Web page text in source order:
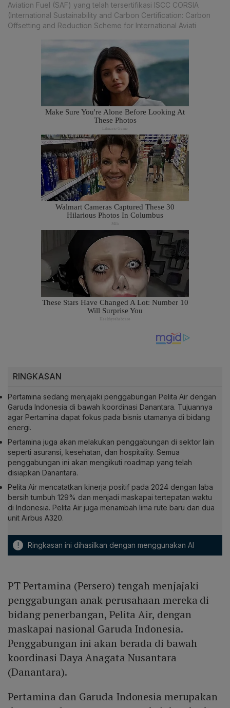
Aviation Fuel (SAF) yang telah tersertifikasi ISCC CORSIA
(International Sustainability and Carbon Certification: Carbon
Offsetting and Reduction Scheme for International Aviati
RINGKASAN
Pertamina sedang menjajaki penggabungan Pelita Air dengan
Garuda Indonesia di bawah koordinasi Danantara. Tujuannya
agar Pertamina dapat fokus pada bisnis utamanya di bidang
energi.
Pertamina juga akan melakukan penggabungan di sektor lain
seperti asuransi, kesehatan, dan hospitality. Semua
penggabungan ini akan mengikuti roadmap yang telah
disiapkan Danantara.
Pelita Air mencatatkan kinerja positif pada 2024 dengan laba
bersih tumbuh 129% dan menjadi maskapai tertepatan waktu
di Indonesia. Pelita Air juga menambah lima rute baru dan dua
unit Airbus A320.
! Ringkasan ini dihasilkan dengan menggunakan AI
PT Pertamina (Persero) tengah menjajaki
penggabungan anak perusahaan mereka di
bidang penerbangan, Pelita Air, dengan
maskapai nasional Garuda Indonesia.
Penggabungan ini akan berada di bawah
koordinasi Daya Anagata Nusantara
(Danantara).
Pertamina dan Garuda Indonesia merupakan